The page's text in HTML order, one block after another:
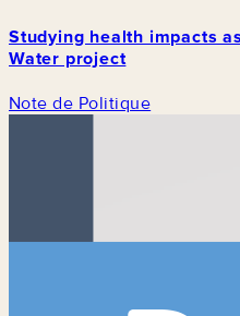
Studying health impacts
Water project
Note de Politique